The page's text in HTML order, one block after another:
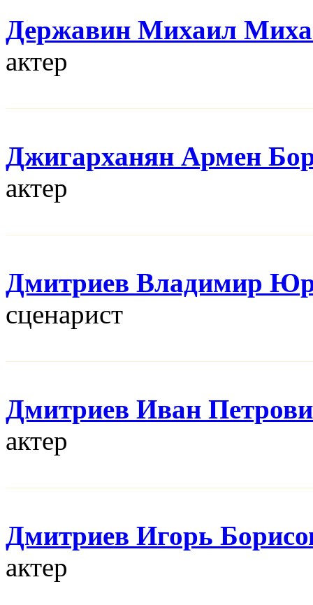
Державин Михаил
актер
Джигарханян Армен
актер
Дмитриев Владимир
сценарист
Дмитриев Иван
актер
Дмитриев Игорь
актер